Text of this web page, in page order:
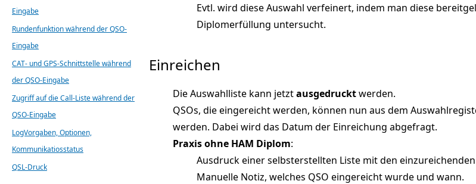
Eingabe
Rundenfunktion während der QSO-
Eingabe
CAT- und GPS-Schnittstelle während
der QSO-Eingabe
Zugriff auf die Call-Liste während der
QSO-Eingabe
LogVorgaben, Optionen,
Kommunikatiosstatus
QSL-Druck
Evtl. wird diese Auswahl verfeinert, indem man diese
Diplomerfüllung untersucht.
Einreichen
Die Auswahlliste kann jetztausgedrucktwerden.
QSOs, die eingereicht werden, können nun aus dem
werden. Dabei wird das Datum der Einreichung abgefragt.
Praxis ohne HAM Diplom:
Ausdruck einer selbsterstellten Liste mit den einzureichenden
Manuelle Notiz, welches QSO eingereicht wurde und wann.